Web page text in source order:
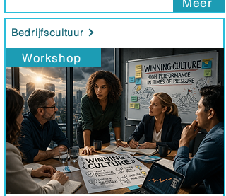
Bedrijfscultuur
Workshop